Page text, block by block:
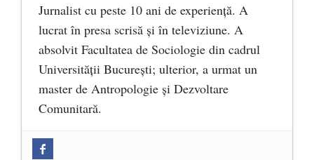
Jurnalist cu peste 10 ani de experiență. A
lucrat în presa scrisă și în televiziune. A
absolvit Facultatea de Sociologie din cadrul
Universității București; ulterior, a urmat un
master de Antropologie și Dezvoltare
Comunitară.